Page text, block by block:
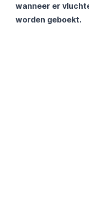
wanneer er
worden geboekt.